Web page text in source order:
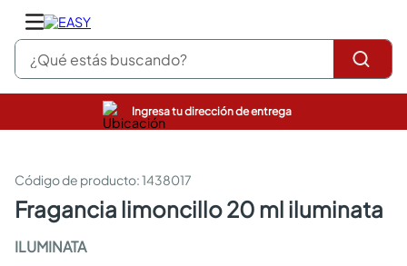
¿Qué estás buscando?
Ingresa tu dirección de entrega
:1438017
fragancia limoncillo 20 ml iluminata
ILUMINATA
pinturas
sanitarios
comedor
pisos